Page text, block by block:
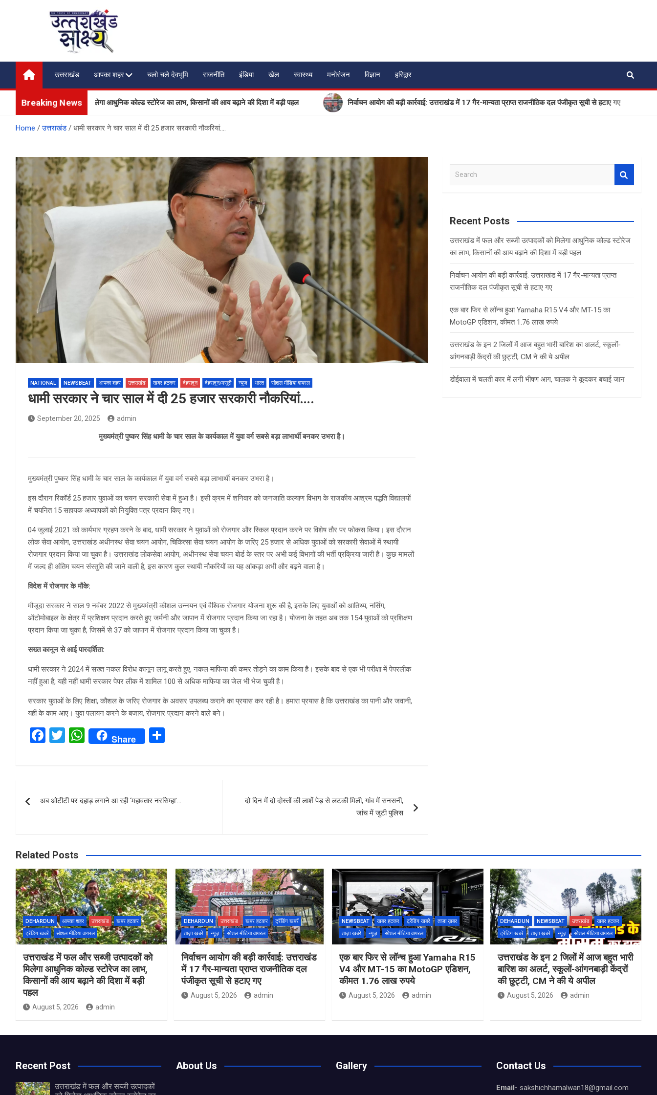
Uttarakhand Shakshya
My News Portal
उत्तराखंड
आपका शहर चलो चले देवभूमि राजनीति इंडिया खेल स्वास्थ्य मनोरंजन विज्ञान हरिद्वार
Breaking News
सब्जी उत्पादकों को मिलेगा आधुनिक कोल्ड स्टोरेज का लाभ, किसानों की आय बढ़ाने की दिशा में बड़ी पहल निर्वाचन आयोग की बड़ी कार्रवाई: उत्तराखंड में 17 गैर-मान्यता प्राप्त राजनीतिक दल पंजीकृत सूची से हटाए गए
Home उत्तराखंड धामी सरकार ने चार साल में दी 25 हजार सरकारी नौकरियां….
NATIONAL NEWSBEAT आपका शहर उत्तराखंड खबर हटकर देहरादून देहरादून/मसूरी न्यूज़ भारत सोशल मीडिया वायरल
धामी सरकार ने चार साल में दी 25 हजार सरकारी नौकरियां….
September 20, 2025 admin
मुख्यमंत्री पुष्कर सिंह धामी के चार साल के कार्यकाल में युवा वर्ग सबसे बड़ा लाभार्थी बनकर उभरा है।
मुख्यमंत्री पुष्कर सिंह धामी के चार साल के कार्यकाल में युवा वर्ग सबसे बड़ा लाभार्थी बनकर उभरा है।
इस दौरान रिकॉर्ड 25 हजार युवाओं का चयन सरकारी सेवा में हुआ है। इसी क्रम में शनिवार को जनजाति कल्याण विभाग के राजकीय आश्रम पद्धति विद्यालयों
में चयनित 15 सहायक अध्यापकों को नियुक्ति पत्र प्रदान किए गए।
04 जुलाई 2021 को कार्यभार ग्रहण करने के बाद, धामी सरकार ने युवाओं को रोजगार और स्किल प्रदान करने पर विशेष तौर पर फोकस किया। इस दौरान
लोक सेवा आयोग, उत्तराखंड अधीनस्थ सेवा चयन आयोग, चिकित्सा सेवा चयन आयोग के जरिए 25 हजार से अधिक युवाओं को सरकारी सेवाओं में स्थायी
रोजगार प्रदान किया जा चुका है। उत्तराखंड लोकसेवा आयोग, अधीनस्थ सेवा चयन बोर्ड के स्तर पर अभी कई विभागों की भर्ती प्रक्रिया जारी है। कुछ मामलों
में जल्द ही अंतिम चयन संस्तुति की जाने वाली है, इस कारण कुल स्थायी नौकरियों का यह आंकड़ा अभी और बढ़ने वाला है।
विदेश में रोजगार के मौके:
मौजूदा सरकार ने साल 9 नवंबर 2022 से मुख्यमंत्री कौशल उन्नयन एवं वैश्विक रोजगार योजना शुरू की है, इसके लिए युवाओं को आतिथ्य, नर्सिंग,
ऑटोमोबाइल के क्षेत्र में प्रशिक्षण प्रदान करते हुए जर्मनी और जापान में रोजगार प्रदान किया जा रहा है। योजना के तहत अब तक 154 युवाओं को प्रशिक्षण
प्रदान किया जा चुका है, जिसमें से 37 को जापान में रोजगार प्रदान किया जा चुका है।
सख्त कानून से आई पारदर्शिता:
धामी सरकार ने 2024 में सख्त नकल विरोध कानून लागू करते हुए, नकल माफिया की कमर तोड़ने का काम किया है। इसके बाद से एक भी परीक्षा में पेपरलीक
नहीं हुआ है, यही नहीं धामी सरकार पेपर लीक में शामिल 100 से अधिक माफिया का जेल भी भेज चुकी है।
सरकार युवाओं के लिए शिक्षा, कौशल के जरिए रोजगार के अवसर उपलब्ध कराने का प्रयास कर रही है। हमारा प्रयास है कि उत्तराखंड का पानी और जवानी,
यहीं के काम आए। युवा पलायन करने के बजाय, रोजगार प्रदान करने वाले बने।
F
ce
o
k
T
tt
W
at
A
p
Share
ar
navigation
अब ओटीटी पर दहाड़ लगाने आ रही ‘महावतार नरसिम्हा’…
दो दिन में दो दोस्तों की लाशें पेड़ से लटकी मिली, गांव में सनसनी,
जांच में जुटी पुलिस
a
c
Recent Posts
उत्तराखंड में फल और सब्जी उत्पादकों को मिलेगा आधुनिक कोल्ड स्टोरेज
का लाभ, किसानों की आय बढ़ाने की दिशा में बड़ी पहल
निर्वाचन आयोग की बड़ी कार्रवाई: उत्तराखंड में 17 गैर-मान्यता प्राप्त
राजनीतिक दल पंजीकृत सूची से हटाए गए
एक बार फिर से लॉन्च हुआ Yamaha R15 V4 और MT-15 का
MotoGP एडिशन, कीमत 1.76 लाख रुपये
उत्तराखंड के इन 2 जिलों में आज बहुत भारी बारिश का अलर्ट, स्कूलों-
आंगनबाड़ी केंद्रों की छुट्टी, CM ने की ये अपील
डोईवाला में चलती कार में लगी भीषण आग, चालक ने कूदकर बचाई जान
Related Posts
DEHARDUN आपका शहर उत्तराखंड
खबर हटकर
ट्रेंडिंग खबरें
सोशल मीडिया वायरल
उत्तराखंड में फल और सब्जी उत्पादकों को
मिलेगा आधुनिक कोल्ड स्टोरेज का लाभ,
किसानों की आय बढ़ाने की दिशा में बड़ी
पहल
August 5, 2026 admin
DEHARDUN उत्तराखंड खबर हटकर
ट्रेंडिंग खबरें
ताज़ा ख़बरें
न्यूज़ सोशल मीडिया वायरल
निर्वाचन आयोग की बड़ी कार्रवाई: उत्तराखंड
में 17 गैर-मान्यता प्राप्त राजनीतिक दल
पंजीकृत सूची से हटाए गए
August 5, 2026 admin
NEWSBEAT खबर हटकर ट्रेंडिंग खबरें
ताज़ा ख़बर
ताज़ा ख़बरें
न्यूज़ सोशल मीडिया वायरल
एक बार फिर से लॉन्च हुआ Yamaha R15
V4 और MT-15 का MotoGP एडिशन,
कीमत 1.76 लाख रुपये
August 5, 2026 admin
DEHARDUN NEWSBEAT उत्तराखंड
खबर हटकर
ट्रेंडिंग खबरें
ताज़ा ख़बरें न्यूज़ सोशल मीडिया वायरल
उत्तराखंड के इन 2 जिलों में आज बहुत भारी
बारिश का अलर्ट, स्कूलों-आंगनबाड़ी केंद्रों
की छुट्टी, CM ने की ये अपील
August 5, 2026 admin
Recent Post
उत्तराखंड में फल और सब्जी उत्पादकों
About Us Gallery Contact Us
Email- sakshichhamalwan18@gmail.com